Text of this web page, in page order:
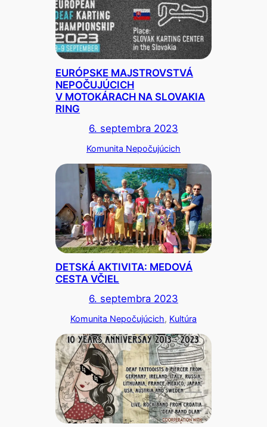
EURÓPSKE MAJSTROVSTVÁ
NEPOČUJÚCICH
V MOTOKÁRACH NA SLOVAKIA
RING
6. septembra 2023
Komunita Nepočujúcich
DETSKÁ AKTIVITA: MEDOVÁ
CESTA VČIEL
6. septembra 2023
Komunita Nepočujúcich, Kultúra